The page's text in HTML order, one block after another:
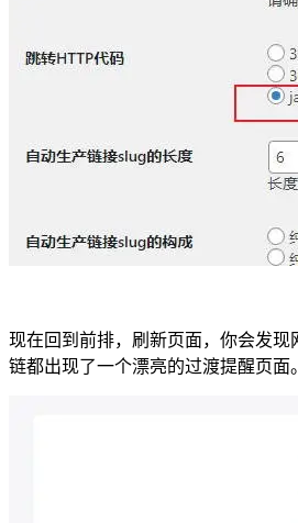
现在回到前排，刷新页面，你会发现
链都出现了一个漂亮的过渡提醒页面。